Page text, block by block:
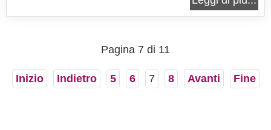
spezie, come la cannella e la noce moscata. Sono
domenica in famiglia, dove...
Pagina 7 di 11
Inizio Indietro 5 6 7 8 Avanti Fine